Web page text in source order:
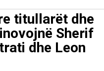
titullarët dhe
Sherif
dhe Leon